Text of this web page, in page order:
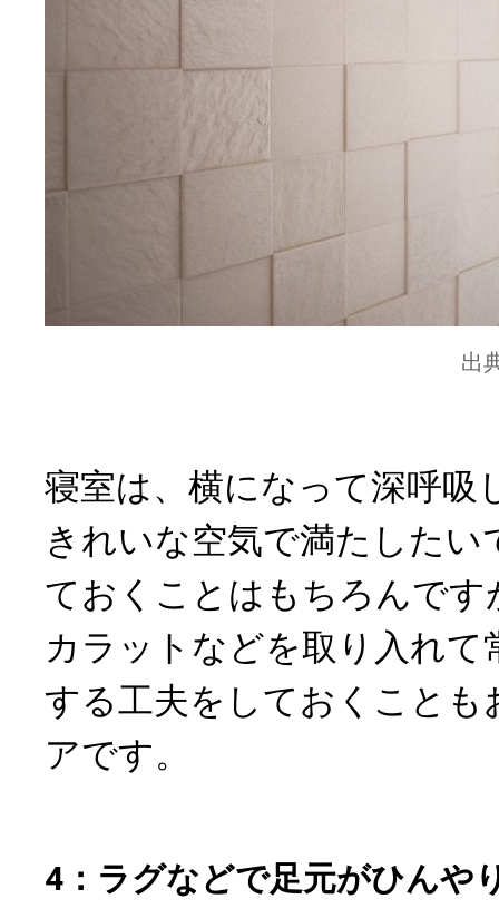
出
寝室は、横になって深呼吸
きれいな空気で満たしたい
ておくことはもちろんです
カラットなどを取り入れて
する工夫をしておくことも
アです。
4：ラグなどで足元がひんや